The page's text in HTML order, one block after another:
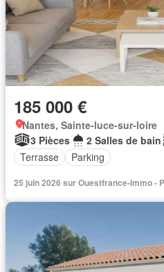
185 000 €
Nantes, Sainte-luce-sur-loire
3 Pièces
2 Salles de bain
Terrasse
Parking
25 juin 2026 sur Ouestfrance-immo -